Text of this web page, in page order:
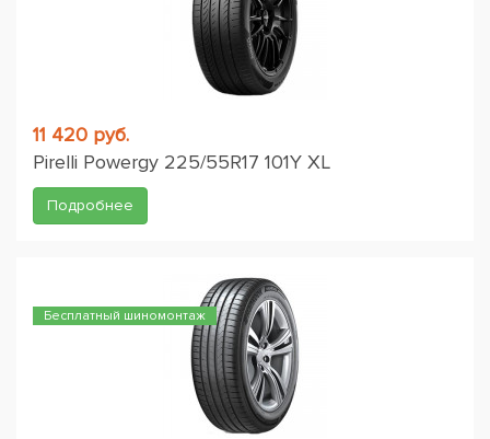
11 420 руб.
Pirelli Powergy 225/55R17 101Y XL
Подробнее
Бесплатный шиномонтаж